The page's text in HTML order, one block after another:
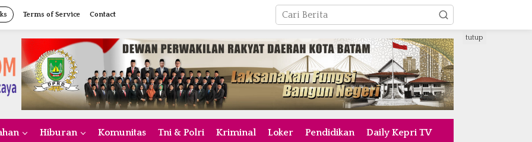
Terms of Service Contact
Hiburan Komunitas Tni & Polri Kriminal Loker Pendidikan Daily Kepri TV
tutup